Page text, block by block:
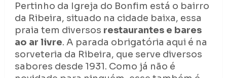
Pertinho da Igreja do Bonfim está o bairro
da Ribeira, situado na cidade baixa, essa
praia tem diversos restaurantes e bares
ao ar livre. A parada obrigatória aqui é na
sorveteria da Ribeira, que serve diversos
sabores desde 1931. Como já não é